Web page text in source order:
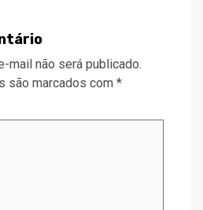
mail não será publicado.
são marcados com *